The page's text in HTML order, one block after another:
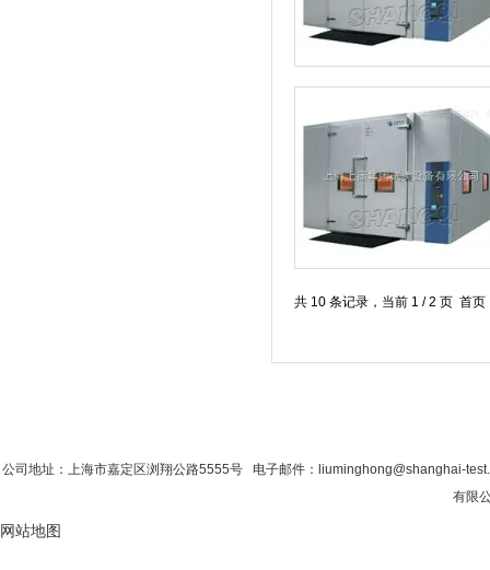
共 10 条记录，当前 1 / 2 页 首
公司地址：上海市嘉定区浏翔公路5555号 电子邮件：liuminghong@shanghai-
有限公
网站地图